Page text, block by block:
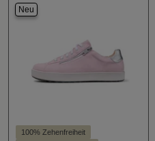
Neu
100% Zehenfreiheit